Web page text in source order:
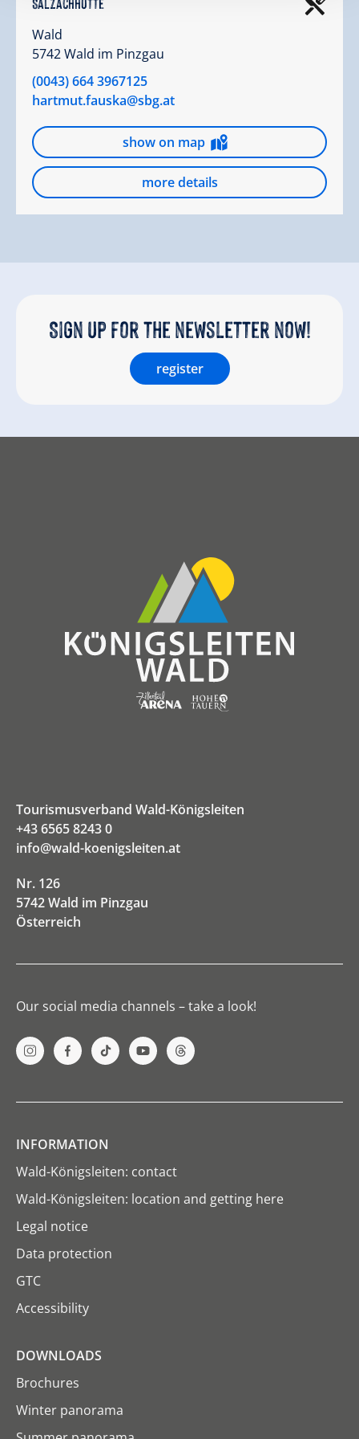
Wald
5742 Wald im Pinzgau
(0043) 664 3967125
hartmut.fauska@sbg.at
show on map
more details
Sign up for the newsletter now!
register
Tourismusverband Wald-Königsleiten
+43 6565 8243 0
info@wald-koenigsleiten.at
Nr. 126
5742 Wald im Pinzgau
Österreich
Our social media channels – take a look!
INFORMATION
Wald-Königsleiten: contact
Wald-Königsleiten: location and getting here
Legal notice
Data protection
GTC
Accessibility
DOWNLOADS
Brochures
Winter panorama